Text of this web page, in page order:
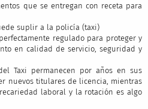
que se entregan con receta para
suplir a la policía (taxi)
regulado para proteger y
en calidad de servicio, seguridad y
Taxi permanecen por años en sus
nuevos titulares de licencia, mientras
laboral y la rotación es algo